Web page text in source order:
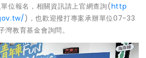
位報名，相關資訊請上官網查詢(http
)，也歡迎撥打專案承辦單位07-33
教育基金會詢問。